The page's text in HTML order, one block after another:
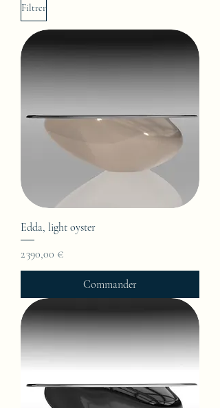
Filtrer
Edda, light oyster
Prix
2 390,00 €
Commander